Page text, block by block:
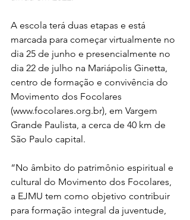
A escola terá duas etapas e está
marcada para começar virtualmente no
dia 25 de junho e presencialmente no
dia 22 de julho na Mariápolis Ginetta,
centro de formação e convivência do
Movimento dos Focolares
(www.focolares.org.br), em Vargem
Grande Paulista, a cerca de 40 km de
São Paulo capital.
“No âmbito do patrimônio espiritual e
cultural do Movimento dos Focolares,
a EJMU tem como objetivo contribuir
para formação integral da juventude,